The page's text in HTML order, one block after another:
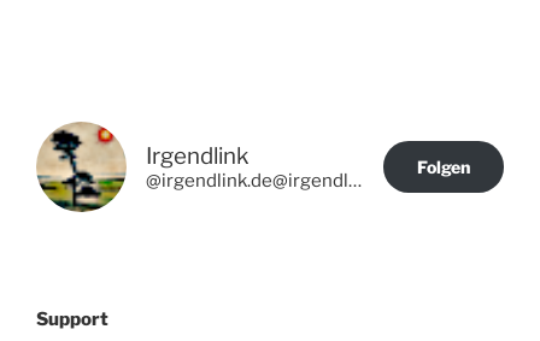
Irgendlink
@irgendlink.de@irgendlink.de
Folgen
Support